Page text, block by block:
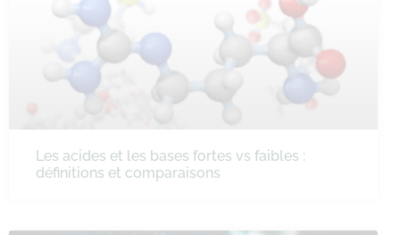
Les acides et les bases fortes vs faibles :
définitions et comparaisons